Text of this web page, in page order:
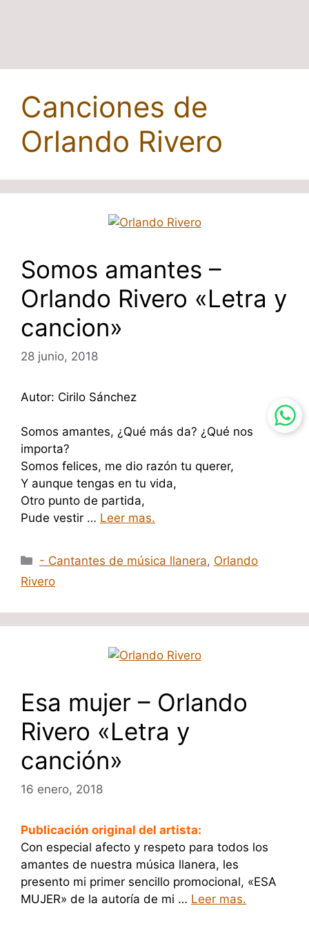
Canciones de
Orlando Rivero
Somos amantes –
Orlando Rivero «Letra y
cancion»
28 junio, 2018
Autor: Cirilo Sánchez
Somos amantes, ¿Qué más da? ¿Qué nos
importa?
Somos felices, me dio razón tu querer,
Y aunque tengas en tu vida,
Otro punto de partida,
Pude vestir … Leer mas.
Categorías
- Cantantes de música llanera, Orlando
Rivero
Esa mujer – Orlando
Rivero «Letra y
canción»
16 enero, 2018
Publicación original del artista:
Con especial afecto y respeto para todos los
amantes de nuestra música llanera, les
presento mi primer sencillo promocional, «ESA
MUJER» de la autoría de mi … Leer mas.